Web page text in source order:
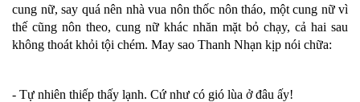
cung nữ, say quá nên nhà vua nôn thốc nôn tháo, một cung nữ vì
thế cũng nôn theo, cung nữ khác nhăn mặt bỏ chạy, cả hai sau
không thoát khỏi tội chém. May sao Thanh Nhạn kịp nói chữa:
- Tự nhiên thiếp thấy lạnh. Cứ như có gió lùa ở đâu ấy!